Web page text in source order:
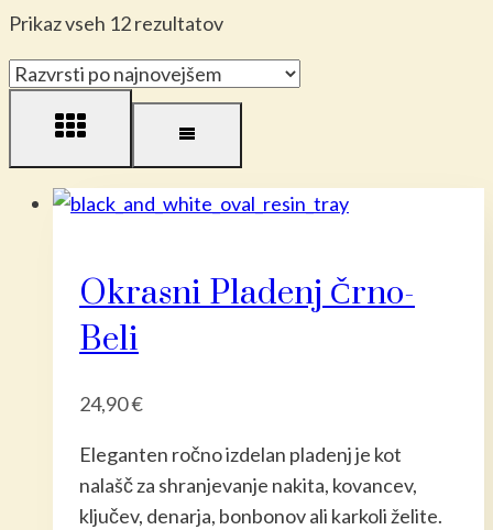
Prikaz vseh 12 rezultatovRazvrščeno
datumu
Okrasni Pladenj Črno-
Beli
24,90€
Eleganten ročno izdelan pladenj je kot
nalašč za shranjevanje nakita, kovancev,
ključev, denarja, bonbonov ali karkoli želite.